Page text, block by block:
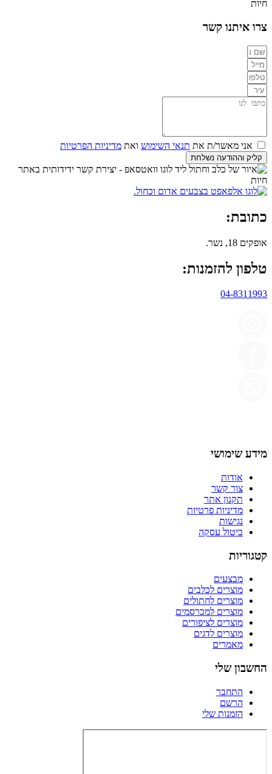
צרו איתנו קשר
אני מאשר/ת את תנאי השימוש ואת מדיניות הפרטיות
קליק וההודעה נשלחת
כתובת:
אופקים 18, נשר.
טלפון להזמנות:
04-8311993
מידע שימושי
אודות
צור קשר
תקנון אתר
מדיניות פרטיות
נגישות
ביטול עסקה
קטגוריות
מבצעים
מוצרים לכלבים
מוצרים לחתולים
מוצרים למכרסמים
מוצרים לציפורים
מוצרים לדגים
מאמרים
החשבון שלי
התחבר
הרשם
הזמנות שלי